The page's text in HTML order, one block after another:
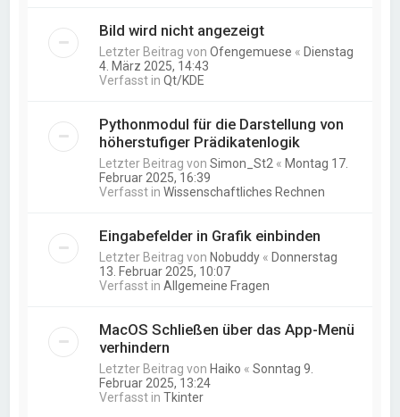
Bild wird nicht angezeigt
Letzter Beitrag vonOfengemuese « Dienstag
4. März 2025, 14:43
Verfasst inQt/KDE
Pythonmodul für die Darstellung von
höherstufiger Prädikatenlogik
Letzter Beitrag vonSimon_St2 « Montag 17.
Februar 2025, 16:39
Verfasst inWissenschaftliches Rechnen
Eingabefelder in Grafik einbinden
Letzter Beitrag von Nobuddy « Donnerstag
13. Februar 2025, 10:07
Verfasst inAllgemeine Fragen
MacOS Schließen über das App-Menü
verhindern
Letzter Beitrag von Haiko «Sonntag 9.
Februar 2025, 13:24
Verfasst inTkinter